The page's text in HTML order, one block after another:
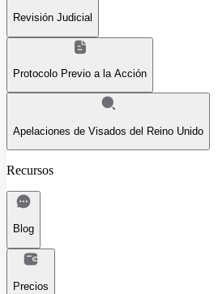
Revisión Judicial
Protocolo Previo a la Acción
Apelaciones de Visados del Reino Unido
Recursos
Blog
Precios